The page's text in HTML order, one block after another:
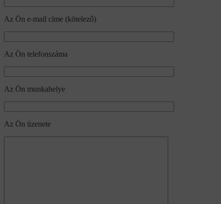
Az Ön e-mail címe (kötelező)
Az Ön telefonszáma
Az Ön munkahelye
Az Ön üzenete